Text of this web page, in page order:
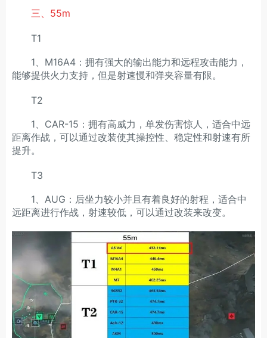
三、55m
T1
1、M16A4：拥有强大的输出能力和远程攻击能力，
能够提供火力支持，但是射速慢和弹夹容量有限。
T2
1、CAR-15：拥有高威力，单发伤害惊人，适合中远
距离作战，可以通过改装使其操控性、稳定性和射速有所
提升。
T3
1、AUG：后坐力较小并且有着良好的射程，适合中
远距离进行作战，射速较低，可以通过改装来改变。